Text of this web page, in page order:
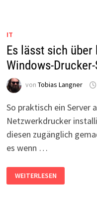
IT
Es lässt sich
Windows-
von Tobias Langner
So praktisch ein Server
Netzwerkdrucker
diesen zugänglich
es wenn …
LÄSST
SICH
WEITERLESEN